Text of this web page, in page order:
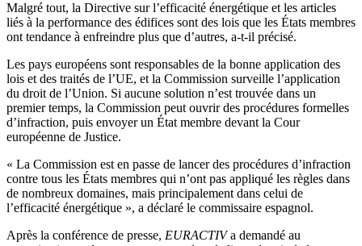
Malgré tout, la Directive sur l’efficacité énergétique et les articles
liés à la performance des édifices sont des lois que les États membres
ont tendance à enfreindre plus que d’autres, a-t-il précisé.
Les pays européens sont responsables de la bonne application des
lois et des traités de l’UE, et la Commission surveille l’application
du droit de l’Union. Si aucune solution n’est trouvée dans un
premier temps, la Commission peut ouvrir des procédures formelles
d’infraction, puis envoyer un État membre devant la Cour
européenne de Justice.
« La Commission est en passe de lancer des procédures d’infraction
contre tous les États membres qui n’ont pas appliqué les règles dans
de nombreux domaines, mais principalement dans celui de
l’efficacité énergétique », a déclaré le commissaire espagnol.
Après la conférence de presse, EURACTIVa demandé au